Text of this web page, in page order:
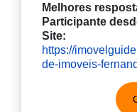
Melhores
Participante
Site:
https://
de-imoveis-